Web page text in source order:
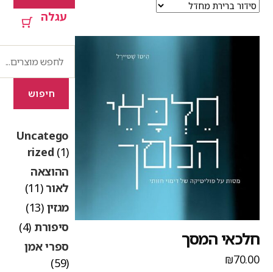
המסך
₪
עגלה
חיפוש
Uncatego
rized
ההוצאה
לאור(11)
מגזין(13)
סיפורת(4)
ספרי אמן